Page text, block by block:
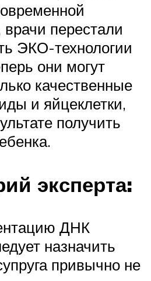
врачи перестали
ЭКО-технологии
они могут
качественные
и яйцеклетки,
получить
эксперта:
ДНК
назначить
привычно не